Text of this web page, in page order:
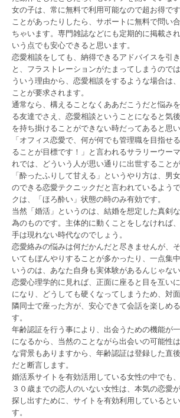
女の子は、常に無料で利用可能なので超お得で
ことがあったりしたら、サポートに無料で問い
ちゃいます。専門雑誌などにも定期的に掲載さ
いう点でも安心できると思います。
恋愛相談をしても、納得できるアドバイスを引
と、フラストレーションがたまってしまうので
ういう理由から、恋愛相談をするような場合は
ことが要求されます。
通常なら、構えることなくああだこうだと悩み
る友達でさえ、恋愛相談ということになると気
を持ち掛けることができない時だってあると思い
「オフィス恋愛で、何が何でも管理職を目指せ
ることが目標です！」と言われるサラリーウー
れでは、どういう人が思い通りに出世すること
「酔ったふりして甘える」というやり方は、男
のできる恋愛テクニックだと言われているよう
クは、「ほろ酔い」状態の時のみ有効です。
当然「婚活」というのは、結婚を想定した真剣
為のものです。主体的に動くことをしなければ
手は現れない時代なのでしょう。
恋愛絡みの悩みは何だかんだと尽きませんが、
いてもぼんやりすることが多かったり、一点集
いうのは、あなた自身も実体験があるんじゃな
恋愛心理学的に見れば、正面に座ると目を互い
になり、どうしても硬くなってしまうため、対
隣同士で座った方が、安心できて会話を楽しめ
す。
年齢認証を行う事により、出会うための機能が
になるから、当然のことながら出会いの可能性
な背景もありますから、年齢認証は登録した直
だと断言します。
婚活系サイトを有効活用している女性の中でも
３０歳までの恋人のいない女性は、本気の恋愛
探し出すために、サイトを有効利用していると
す。